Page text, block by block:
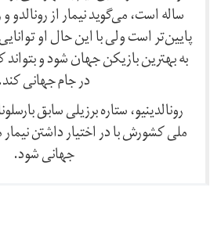
ساله است، می‌گوید نیمار از رونالدو و
پایین‌تر است ولی با این حال او
به بهترین بازیکن جهان شود و
در جام جهانی کند.
رونالدینیو، ستاره برزیلی سابق
ملی کشورش با در اختیار داشتن
جهانی شود.